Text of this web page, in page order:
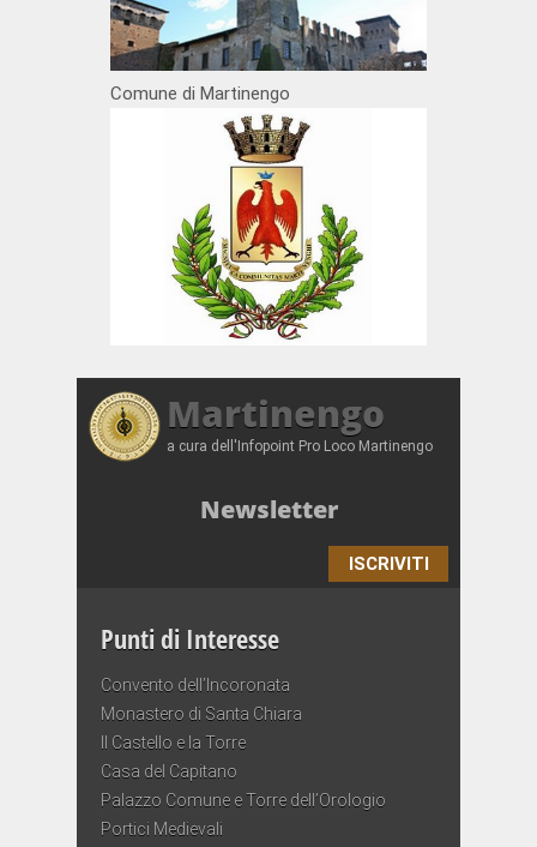
Comune di Martinengo
Martinengo
a cura dell'Infopoint Pro Loco Martinengo
Newsletter
ISCRIVITI
Punti di Interesse
Convento dell’Incoronata
Monastero di Santa Chiara
Il Castello e la Torre
Casa del Capitano
Palazzo Comune e Torre dell’Orologio
Portici Medievali